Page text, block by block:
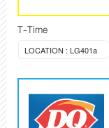
T-Time
LOCATION : LG401a